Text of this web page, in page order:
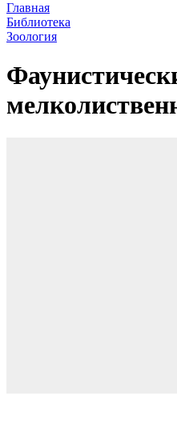
Главная
Библиотека
Зоология